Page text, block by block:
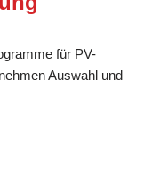
für PV-
Auswahl und